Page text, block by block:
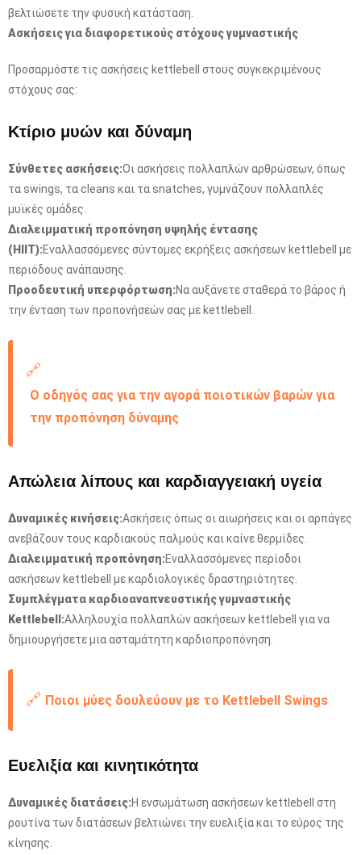
βελτιώσετε την φυσική κατάσταση.
Ασκήσεις για διαφορετικούς στόχους γυμναστικής
Προσαρμόστε τις ασκήσεις kettlebell στους συγκεκριμένους
στόχους σας:
Κτίριο μυών και δύναμη
Σύνθετες ασκήσεις:Οι ασκήσεις πολλαπλών αρθρώσεων, όπως
τα swings, τα cleans και τα snatches, γυμνάζουν πολλαπλές
μυϊκές ομάδες.
Διαλειμματική προπόνηση υψηλής έντασης
(HIIT):Εναλλασσόμενες σύντομες εκρήξεις ασκήσεων kettlebell με
περιόδους ανάπαυσης.
Προοδευτική υπερφόρτωση:Να αυξάνετε σταθερά το βάρος ή
την ένταση των προπονήσεών σας με kettlebell.
🔗
Ο οδηγός σας για την αγορά ποιοτικών βαρών για
την προπόνηση δύναμης
Απώλεια λίπους και καρδιαγγειακή υγεία
Δυναμικές κινήσεις:Ασκήσεις όπως οι αιωρήσεις και οι αρπάγες
ανεβάζουν τους καρδιακούς παλμούς και καίνε θερμίδες.
Διαλειμματική προπόνηση:Εναλλασσόμενες περίοδοι
ασκήσεων kettlebell με καρδιολογικές δραστηριότητες.
Συμπλέγματα καρδιοαναπνευστικής γυμναστικής
Kettlebell:Αλληλουχία πολλαπλών ασκήσεων kettlebell για να
δημιουργήσετε μια ασταμάτητη καρδιοπροπόνηση.
🔗 Ποιοι μύες δουλεύουν με το Kettlebell Swings
Ευελιξία και κινητικότητα
Δυναμικές διατάσεις:Η ενσωμάτωση ασκήσεων kettlebell στη
ρουτίνα των διατάσεων βελτιώνει την ευελιξία και το εύρος της
κίνησης.